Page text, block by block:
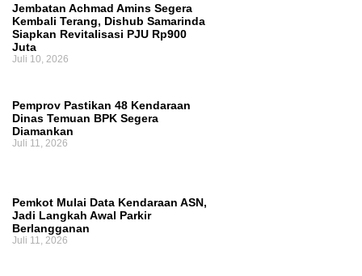
Jembatan Achmad Amins Segera
Kembali Terang, Dishub Samarinda
Siapkan Revitalisasi PJU Rp900
Juta
Juli 10, 2026
Pemprov Pastikan 48 Kendaraan
Dinas Temuan BPK Segera
Diamankan
Juli 11, 2026
Pemkot Mulai Data Kendaraan ASN,
Jadi Langkah Awal Parkir
Berlangganan
Juli 11, 2026